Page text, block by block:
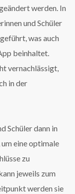
werden. In
und Schüler
was auch
beinhaltet.
vernachlässigt,
in der
Schüler dann in
eine optimale
zu
jeweils zum
werden sie